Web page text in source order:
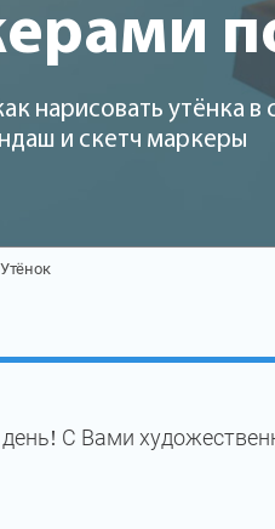
нарисовать утёнка в
и скетч маркеры
Утёнок
С Вами